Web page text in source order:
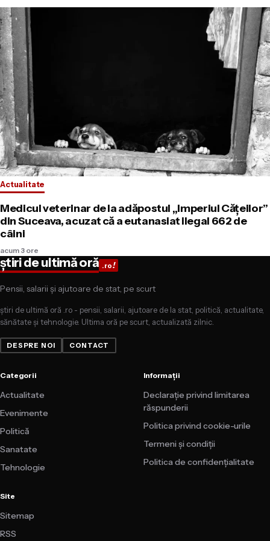
Actualitate
Medicul veterinar de la adăpostul „Imperiul Cățeilor”
din Suceava, acuzat că a eutanasiat ilegal 662 de
câini
acum 3 ore
știri de ultimă oră .ro!
Pensii, salarii și ajutoare de stat, pe scurt
știri de ultimă oră .ro - pensii, salarii, ajutoare de la stat, politică, actualitate,
sănătate și tehnologie. Ultima oră pe scurt, actualizată zilnic.
DESPRE NOI CONTACT
Categorii
Actualitate
Evenimente
Politică
Sanatate
Tehnologie
Informații
Declarație privind limitarea
răspunderii
Politica privind cookie-urile
Termeni și condiții
Politica de confidențialitate
Site
Sitemap
RSS